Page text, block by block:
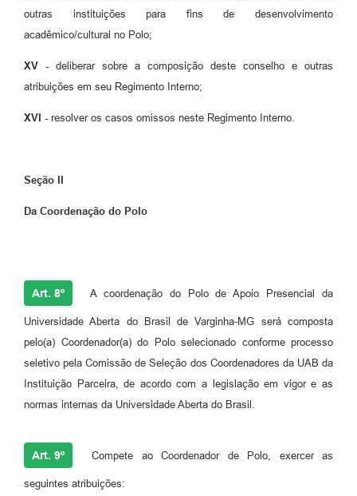
outras instituições para fins de desenvolvimento
acadêmico/cultural no Polo;
XV -deliberar sobre a composição deste conselho e outras
atribuições em seu Regimento Interno;
XVI - resolver os casos omissos neste Regimento Interno.
Seção II
Da Coordenação do Polo
Art. 8º A coordenação do Polo de Apoio Presencial da
Universidade Aberta do Brasil de Varginha-MG será composta
pelo(a) Coordenador(a) do Polo selecionado conforme processo
seletivo pela Comissão de Seleção dos Coordenadores da UAB da
Instituição Parceira, de acordo com a legislação em vigor e as
normas internas da Universidade Aberta do Brasil.
Art. 9º Compete ao Coordenador de Polo, exercer as
seguintes atribuições: